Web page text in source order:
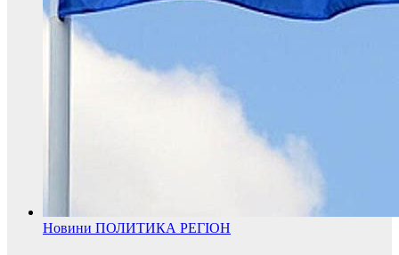
Новини ПОЛИТИКА РЕГІОН